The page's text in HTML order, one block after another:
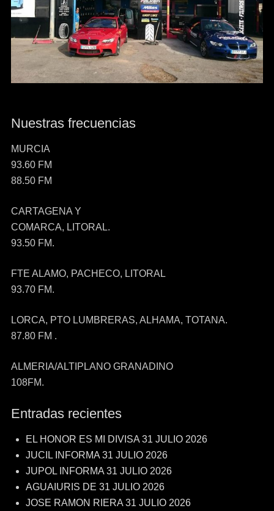
Nuestras frecuencias
MURCIA
93.60 FM
88.50 FM
CARTAGENA Y
COMARCA, LITORAL.
93.50 FM.
FTE ALAMO, PACHECO, LITORAL
93.70 FM.
LORCA, PTO LUMBRERAS, ALHAMA, TOTANA.
87.80 FM .
ALMERIA/ALTIPLANO GRANADINO
108FM.
Entradas recientes
EL HONOR ES MI DIVISA 31 JULIO 2026
JUCIL INFORMA 31 JULIO 2026
JUPOL INFORMA 31 JULIO 2026
AGUAIURIS DE 31 JULIO 2026
JOSE RAMON RIERA 31 JULIO 2026